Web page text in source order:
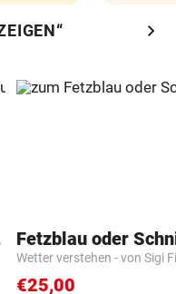
chevron_right
Fetzblau oder
Wetter verstehen - von Sigi
€25,00